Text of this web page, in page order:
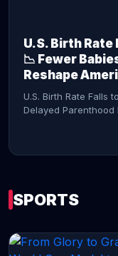
U.S. Birth Rate
📉 Fewer
Reshape
U.S. Birth Rate Falls
Delayed Parenthood
SPORTS